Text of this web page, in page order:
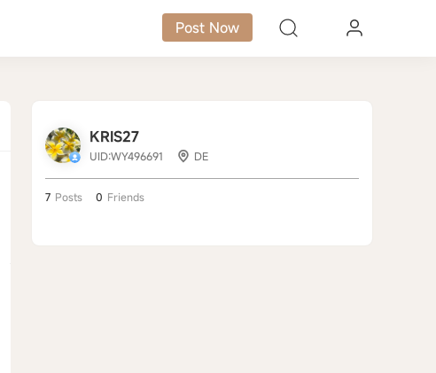
Post Now
KRIS27
UID:WY496691 DE
7 Posts 0 Friends